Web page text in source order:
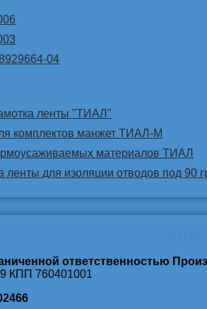
04
ленты "ТИАЛ"
комплектов манжет ТИАЛ-М
материалов ТИАЛ
ленты для изоляции отводов под 90
ответственностью
КПП 760401001